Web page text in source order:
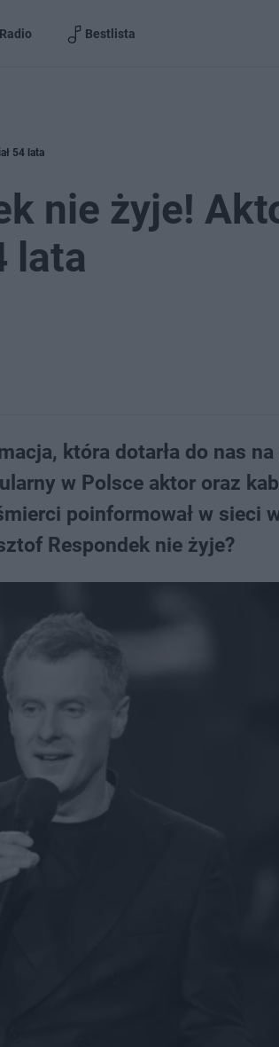
Radio Bestlista
54 lata
nie żyje!
lata
która dotarła do nas
w Polsce aktor oraz
poinformował w sieci
Respondek nie żyje?